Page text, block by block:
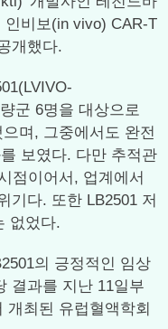
인비보(in vivo) CAR-T
개했다.
군 6명을 대상으로
며, 그중에서도 완전
보였다. 다만 추적관
점이어서, 업계에서
기다. 또한 LB2501 저
없었다.
의 긍정적인 임상
결과를 지난 11일부
개최된 유럽혈액학회